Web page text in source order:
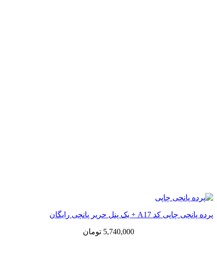
پرده پانچی چاپی کد A17 + یک پنل حریر پانچی رایگان
5,740,000 تومان